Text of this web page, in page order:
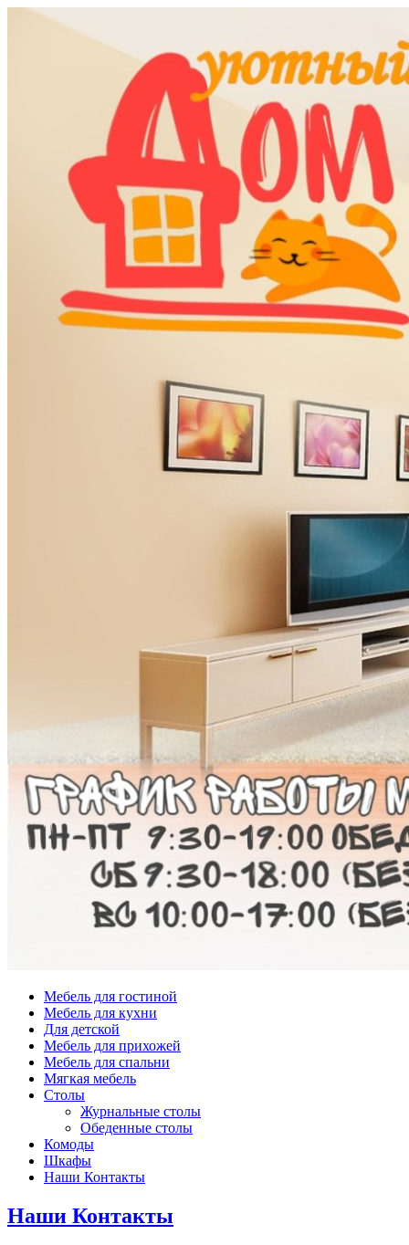
Мебель для гостиной
Мебель для кухни
Для детской
Мебель для прихожей
Мебель для спальни
Мягкая мебель
Столы
Журнальные столы
Обеденные столы
Комоды
Шкафы
Наши Контакты
Наши Контакты